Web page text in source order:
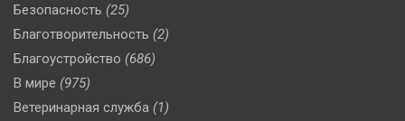
Безопасность (25)
Благотворительность (2)
Благоустройство (686)
В мире (975)
Ветеринарная служба (1)